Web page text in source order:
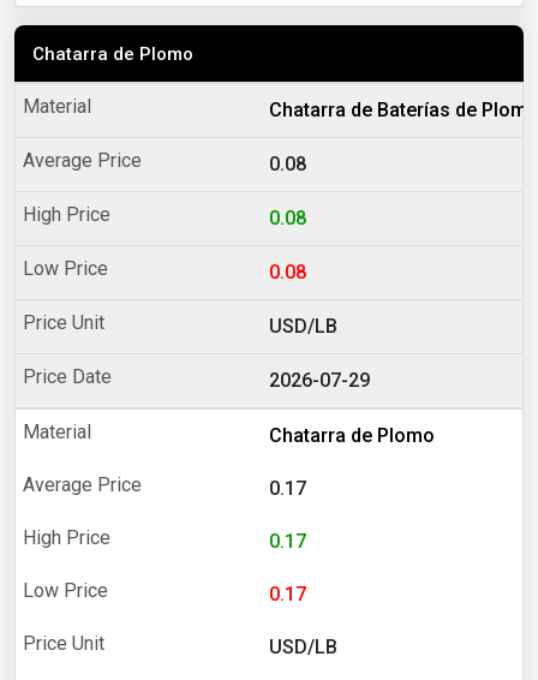
Chatarra de Plomo
Chatarra de Baterías de Plomo
0.08
0.08
0.08
USD/LB
2026-07-29
Chatarra de Plomo
0.17
0.17
0.17
USD/LB